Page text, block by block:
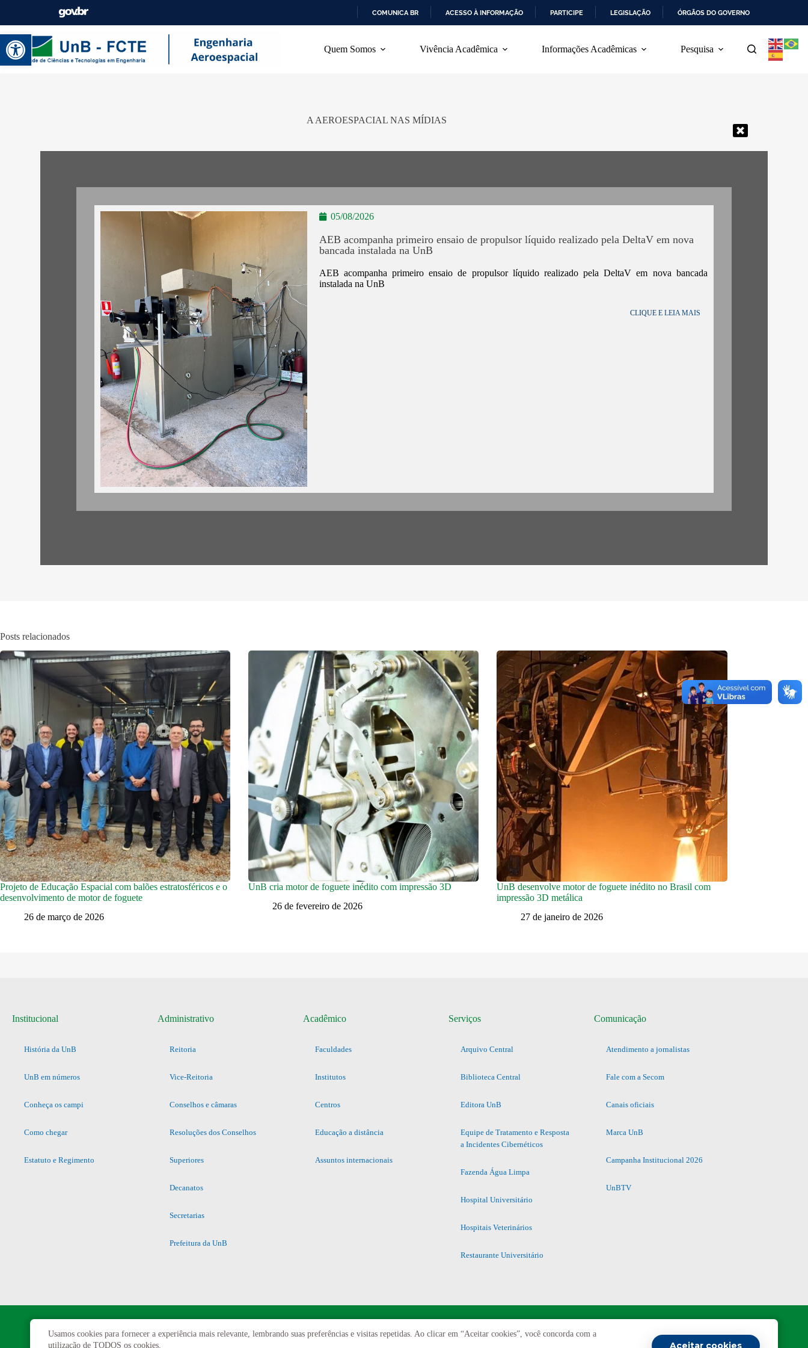
Abrir a barra de ferramentas
O
E
COMUNICA BR ACESSO À INFORMAÇÃO PARTICIPE LEGISLAÇÃO ÓRGÃOS DO GOVERNO
Quem Somos Vivência Acadêmica Informações Acadêmicas Pesquisa
A AEROESPACIAL NAS MÍDIAS
05/08/2026
AEB acompanha primeiro ensaio de propulsor líquido realizado pela DeltaV em nova
bancada instalada na UnB
AEB acompanha primeiro ensaio de propulsor líquido realizado pela DeltaV em nova bancada
instalada na UnB
CLIQUE E LEIA MAIS
Posts relacionados
Projeto de Educação Espacial com balões estratosféricos e o
desenvolvimento de motor de foguete
26 de março de 2026
UnB cria motor de foguete inédito com impressão 3D
26 de fevereiro de 2026
UnB desenvolve motor de foguete inédito no Brasil com
impressão 3D metálica
27 de janeiro de 2026
Institucional
História da UnB
UnB em números
Conheça os campi
Como chegar
Estatuto e Regimento
Administrativo
Reitoria
Vice-Reitoria
Conselhos e câmaras
Resoluções dos Conselhos
Superiores
Decanatos
Secretarias
Prefeitura da UnB
Acadêmico
Faculdades
Institutos
Centros
Educação a distância
Assuntos internacionais
Serviços
Arquivo Central
Biblioteca Central
Editora UnB
Equipe de Tratamento e Resposta
a Incidentes Cibernéticos
Fazenda Água Limpa
Hospital Universitário
Hospitais Veterinários
Restaurante Universitário
Comunicação
Atendimento a jornalistas
Fale com a Secom
Canais oficiais
Marca UnB
Campanha Institucional 2026
UnBTV
Usamos cookies para fornecer a experiência mais relevante, lembrando suas preferências e visitas repetidas. Ao clicar em “Aceitar cookies”, você concorda com a
utilização de TODOS os cookies.
Aceitar cookies